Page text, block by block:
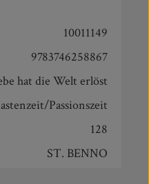
10011149
9783746258867
hat die Welt erlöst
Passionszeit
128
ST. BENNO